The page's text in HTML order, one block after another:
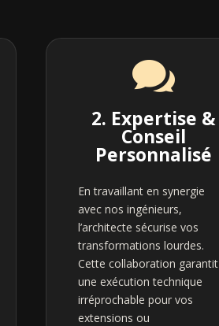

2. Expertise &
Conseil
Personnalisé
En travaillant en synergie
avec nos ingénieurs,
l’architecte sécurise vos
transformations lourdes.
Cette collaboration garantit
une exécution technique
irréprochable pour vos
extensions ou